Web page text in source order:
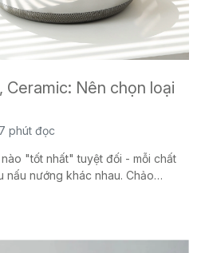
Ceramic: Nên chọn loại
7 phút đọc
"tốt nhất" tuyệt đối - mỗi chất
nấu nướng khác nhau. Chảo